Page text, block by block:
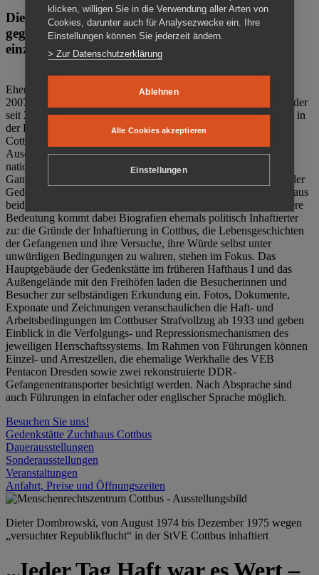
Die Gedenkstätte Zuchthaus Cottbus ist ein Ort
gegen das Vergessen. Anschaulich, nah und
einzigartig.
Ehemalige politische Häftlinge der DDR gründeten im Oktober
2007 den Verein Menschenrechtszentrum Cottbus e. V. (MRZ), der
seit 2011 Eigentümer des ehemaligen Gefängnisses (1860-2002) in
der Bautzener Straße und Träger der Gedenkstätte Zuchthaus
Cottbus ist. Im Zentrum der Arbeit der Gedenkstätte steht die
Auseinandersetzung mit politischem Unrecht während der
nationalsozialistischen Terrorherrschaft und der SED-Diktatur.
Ganzjährig zeigen mehrere Dauer- und Sonderausstellungen in der
Gedenkstätte Zuchthaus Cottbus Beispiele politischen Unrechts aus
beiden deutschen Diktaturen des 20. Jahrhunderts. Eine besondere
Bedeutung kommt dabei Biografien ehemals politisch Inhaftierter
zu: die Gründe der Inhaftierung in Cottbus, die Lebensgeschichten
der Gefangenen und ihre Versuche, ihre Würde selbst unter
unwürdigen Bedingungen zu wahren, stehen im Fokus. Das
Hauptgebäude der Gedenkstätte im früheren Hafthaus I und das
Außengelände mit den Freihöfen laden die Besucherinnen und
Besucher zur selbständigen Erkundung ein. Fotos, Dokumente,
Exponate und Zeichnungen veranschaulichen die Haft- und
Arbeitsbedingungen im Cottbuser Strafvollzug ab 1933 und geben
Einblick in die Verfolgungs- und Repressionsmechanismen des
jeweiligen Herrschaftssystems. Im Rahmen von Führungen können
Einzel- und Arrestzellen, die ehemalige Werkhalle des VEB
Pentacon Dresden sowie zwei rekonstruierte DDR-
Gefangenentransporter besichtigt werden. Nach Absprache sind
auch Führungen in einfacher oder englischer Sprache möglich.
Besuchen Sie uns!
Gedenkstätte Zuchthaus Cottbus
Dauerausstellungen
Sonderausstellungen
Veranstaltungen
Anfahrt, Preise und Öffnungszeiten
Dieter Dombrowski, von August 1974 bis Dezember 1975 wegen
„versuchter Republikflucht“ in der StVE Cottbus inhaftiert
klicken, willigen Sie in die Verwendung aller Arten von
Cookies, darunter auch für Analysezwecke ein. Ihre
Einstellungen können Sie jederzeit ändern.
> Zur Datenschutzerklärung
Ablehnen
Alle Cookies akzeptieren
Einstellungen